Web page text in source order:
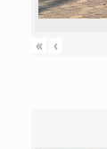
« ‹